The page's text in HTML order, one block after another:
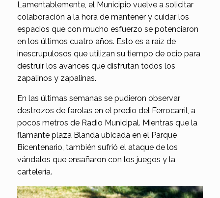
Lamentablemente, el Municipio vuelve a solicitar
colaboración a la hora de mantener y cuidar los
espacios que con mucho esfuerzo se potenciaron
en los últimos cuatro años. Esto es a raíz de
inescrupulosos que utilizan su tiempo de ocio para
destruir los avances que disfrutan todos los
zapalinos y zapalinas.
En las últimas semanas se pudieron observar
destrozos de farolas en el predio del Ferrocarril, a
pocos metros de Radio Municipal. Mientras que la
flamante plaza Blanda ubicada en el Parque
Bicentenario, también sufrió el ataque de los
vándalos que ensañaron con los juegos y la
cartelería.